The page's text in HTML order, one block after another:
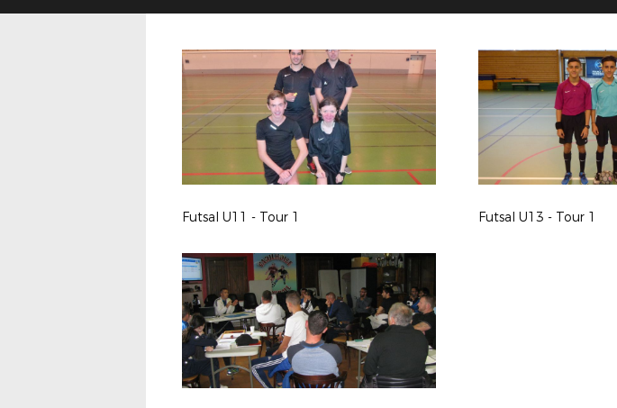
Futsal U11 - Tour 1 Futsal U13 - Tour 1